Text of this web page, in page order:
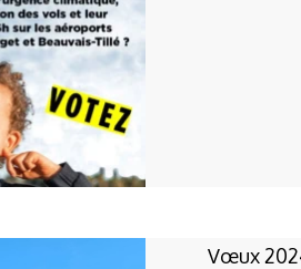
Vœux